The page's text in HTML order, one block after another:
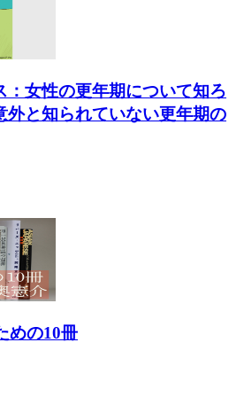
：女性の更年期について知ろ
外と知られていない更年期の
めの10冊